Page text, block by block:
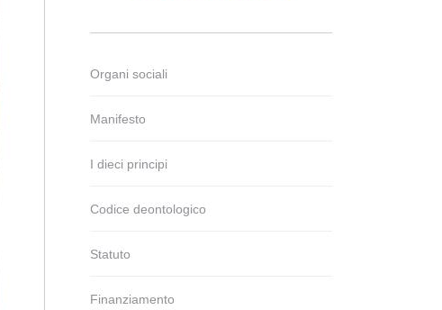
Organi sociali
Manifesto
I dieci principi
Codice deontologico
Statuto
Finanziamento